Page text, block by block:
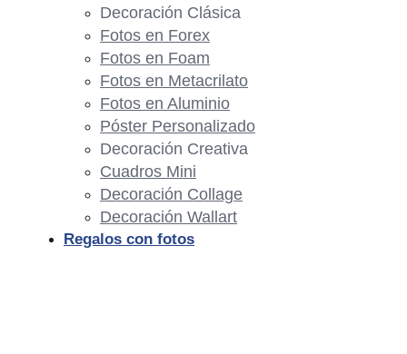
Decoración Clásica
Fotos en Forex
Fotos en Foam
Fotos en Metacrilato
Fotos en Aluminio
Póster Personalizado
Decoración Creativa
Cuadros Mini
Decoración Collage
Decoración Wallart
Regalos con fotos